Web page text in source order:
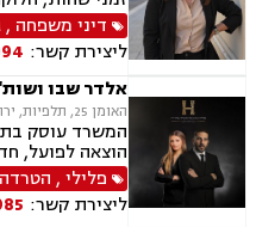
הורי, גישור
ליטיגציה, צווי
קביעת גיל,
מתמשך, סכסוכי
מושכר, לשון
דיני משפחה ,
ליצירת קשר:
אלדר שבו
האומן 25, תלפיות, ירושלים
המשרד עוסק
הוצאה לפועל,
ליטיגציה אזרחית
פלילי,
ליצירת קשר: